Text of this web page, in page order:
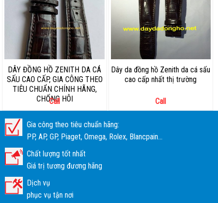
DÂY ĐỒNG HỒ ZENITH DA CÁ
SẤU CAO CẤP, GIA CÔNG THEO
TIÊU CHUẨN CHÍNH HÃNG,
CHỐNG HÔI
Call
Dây da đồng hồ Zenith da cá sấu
cao cấp nhất thị trường
Call
Gia công theo tiêu chuẩn hãng:
PP, AP, GP, Piaget, Omega, Rolex, Blancpain...
Chất lượng tốt nhất
Giá trị tương đương hãng
Dịch vụ
phục vụ tận nơi